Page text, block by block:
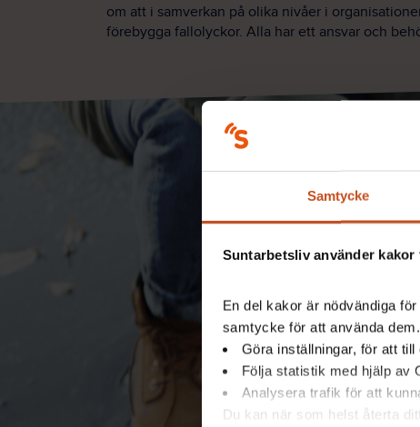
Samtycke
Suntarbetsliv använder
En del kakor är nödvändiga
samtycke för att använda
Göra inställningar, för att
Följa statistik med hjälp av
Analysera trafik för att
Du kan när som helst återta
om att i samverkan på olika nivåer i
förebygga fallolyckor. Alla har ett ansvar och